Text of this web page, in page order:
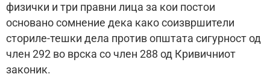
физички и три правни лица за кои постои
основано сомнение дека како соизвршители
сториле-тешки дела против општата сигурност од
член 292 во врска со член 288 од Кривичниот
законик.